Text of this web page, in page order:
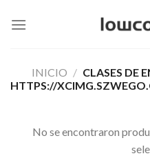
INICIO / CLASES DE
HTTPS://
No se encontraron